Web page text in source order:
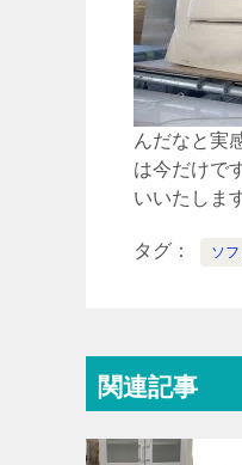
んだなと実
は今だけで
いいたしま
タグ ソ
関連記事